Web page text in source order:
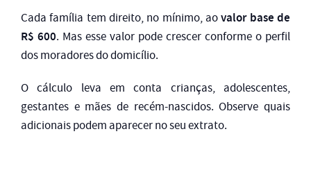
Cada família tem direito, no mínimo, aovalor base de
R$ 600. Mas esse valor pode crescer conforme o perfil
dos moradores do domicílio.
O cálculo leva em conta crianças, adolescentes,
gestantes e mães de recém-nascidos. Observe quais
adicionais podem aparecer no seu extrato.